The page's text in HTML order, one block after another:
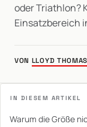
oder Triathlon?
Einsatzbereich
VON LLOYD THOMAS
IN DIESEM ARTIKEL
Warum die Größe